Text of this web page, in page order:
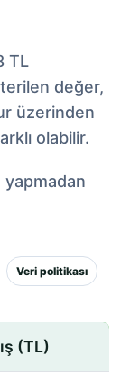
TL
değer,
üzerinden
olabilir.
yapmadan
Veri politikası
(TL)